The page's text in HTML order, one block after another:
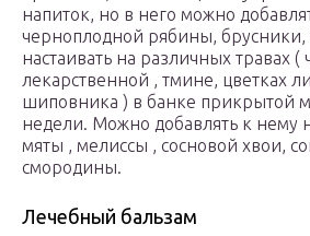
напиток, но в него можно
черноплодной рябины,
настаивать на различных травах
лекарственной , тмине, цветках
шиповника ) в банке прикрытой
недели. Можно добавлять к нему
мяты , мелиссы , сосновой хвои,
смородины.
Лечебный бальзам